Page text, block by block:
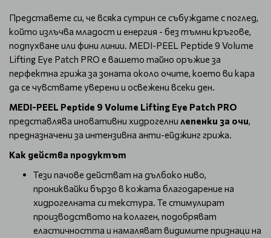
Представете си, че всяка сутрин се събуждате с поглед,
който излъчва младост и енергия - без тъмни кръгове,
подпухване или фини линии. MEDI-PEEL Peptide 9 Volume
Lifting Eye Patch PRO е вашето тайно оръжие за
перфектна грижа за зоната около очите, което ви кара
да се чувствате уверени и освежени всеки ден.
MEDI-PEEL Peptide 9 Volume Lifting Eye Patch PRO
представлява иновативни хидрогелни лепенки за очи,
предназначени за интензивна анти-ейджинг грижа.
Как действа продуктът
Тези пачове действат на дълбоко ниво,
прониквайки бързо в кожата благодарение на
хидрогелната си текстура. Те стимулират
производството на колаген, подобряват
еластичността и намаляват видимите признаци на